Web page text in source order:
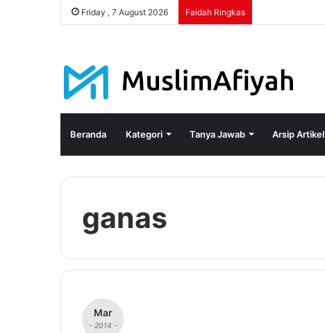
Friday , 7 August 2026 Faidah Ringkas
Beranda Kategori Tanya Jawab Arsip Artikel
ganas
Mar
- 2014 -